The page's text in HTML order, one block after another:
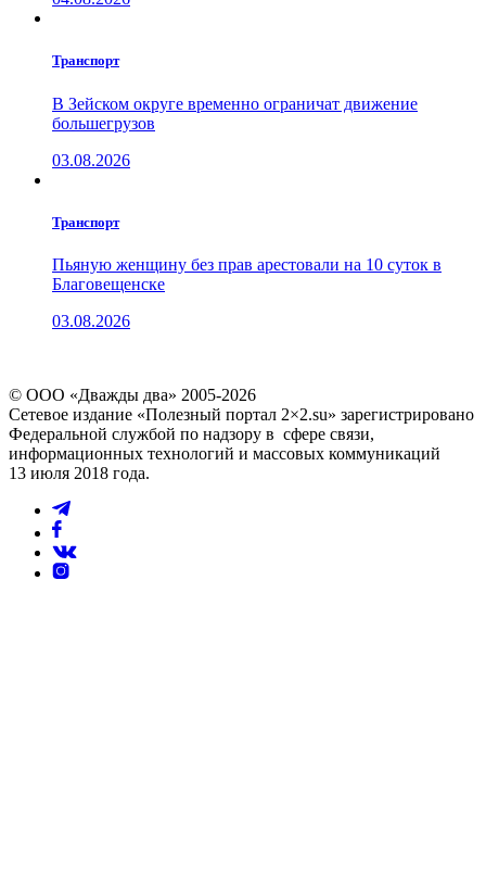
Транспорт
В Зейском округе временно ограничат движение
большегрузов
03.08.2026
Транспорт
Пьяную женщину без прав арестовали на 10 суток в
Благовещенске
03.08.2026
© ООО «Дважды два» 2005-2026
Сетевое издание «Полезный портал 2×2.su» зарегистрировано
Федеральной службой по надзору в сфере связи,
информационных технологий и массовых коммуникаций
13 июля 2018 года.